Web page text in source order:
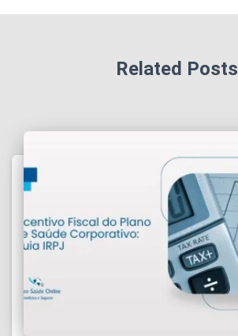
Related Posts